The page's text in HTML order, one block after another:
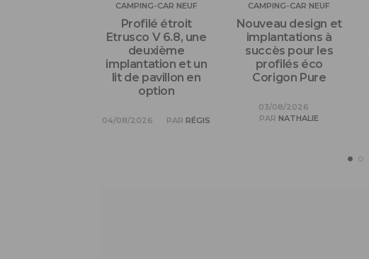
CAMPING-CAR NEUF
Profilé étroit
Etrusco V 6.8, une
deuxième
implantation et un
lit de pavillon en
option
04/08/2026 PAR RÉGIS
CAMPING-CAR NEUF
Nouveau design et
implantations à
succès pour les
profilés éco
Corigon Pure
03/08/2026
PAR NATHALIE